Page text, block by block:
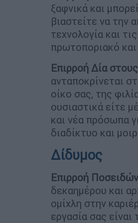
ξαφνικά και
βιαστείτε να την
τεχνολογία και
πρωτοποριακό και
Επιρροή Δία
ανταποκρίνεται
οίκο σας, της
ουσιαστικά είτε
και νέα πρόσωπα
διαδίκτυο και
Δίδυμος
Επιρροή
δεκαημέρου και
ομίχλη στην
εργασία σας